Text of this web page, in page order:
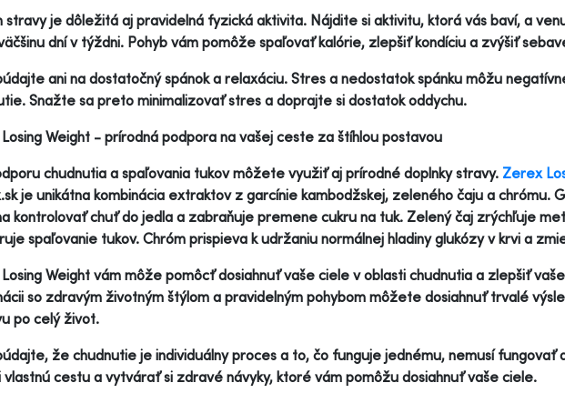
stravy je dôležitá aj pravidelná fyzická aktivita. Nájdite si aktivitu, ktorá vás baví, a
dní v týždni. Pohyb vám pomôže spaľovať kalórie, zlepšiť kondíciu a zvýšiť
ani na dostatočný spánok a relaxáciu. Stres a nedostatok spánku môžu
Snažte sa preto minimalizovať stres a doprajte si dostatok oddychu.
Weight - prírodná podpora na vašej ceste za štíhlou postavou
chudnutia a spaľovania tukov môžete využiť aj prírodné doplnky stravy. Zerex
je unikátna kombinácia extraktov z garcínie kambodžskej, zeleného čaju a chrómu.
kontrolovať chuť do jedla a zabraňuje premene cukru na tuk. Zelený čaj zrýchľuje
spaľovanie tukov. Chróm prispieva k udržaniu normálnej hladiny glukózy v krvi a
Weight vám môže pomôcť dosiahnuť vaše ciele v oblasti chudnutia a zlepšiť
so zdravým životným štýlom a pravidelným pohybom môžete dosiahnuť trvalé
po celý život.
že chudnutie je individuálny proces a to, čo funguje jednému, nemusí fungovať
vlastnú cestu a vytvárať si zdravé návyky, ktoré vám pomôžu dosiahnuť vaše ciele.